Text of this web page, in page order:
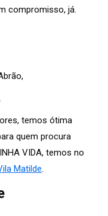
compromisso, já.
temos ótima
quem procura
VIDA, temos no
Matilde.